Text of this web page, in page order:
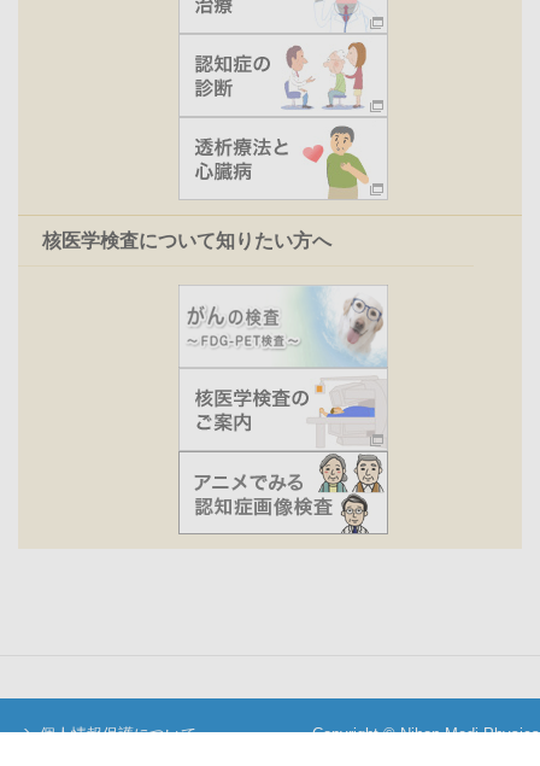
核医学検査について知りたい方へ
個人情報保護について
Copyright © Nihon Medi-Physics